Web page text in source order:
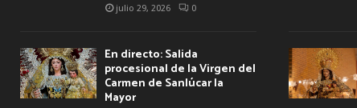
julio 29, 2026 0
En directo: Salida
procesional de la Virgen del
Carmen de Sanlúcar la
Mayor